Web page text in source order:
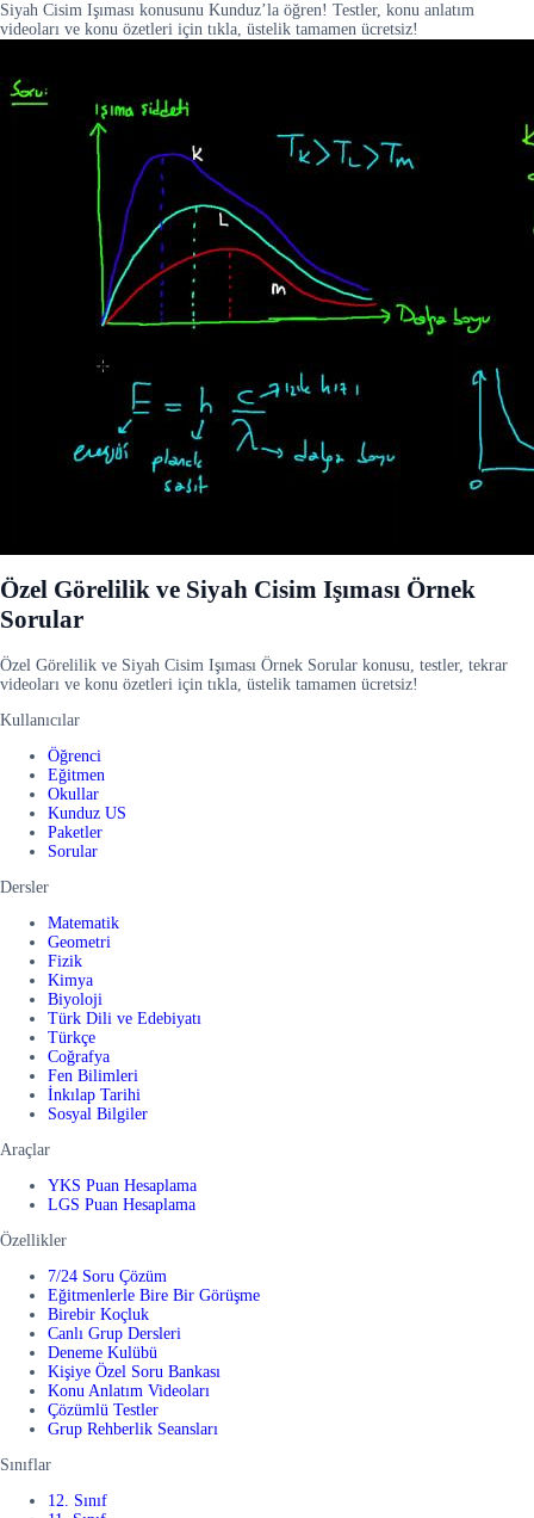
Siyah Cisim Işıması konusunu Kunduz’la öğren! Testler, konu anlatım
videoları ve konu özetleri için tıkla, üstelik tamamen ücretsiz!
Özel Görelilik ve Siyah Cisim Işıması Örnek
Sorular
Özel Görelilik ve Siyah Cisim Işıması Örnek Sorular konusu, testler, tekrar
videoları ve konu özetleri için tıkla, üstelik tamamen ücretsiz!
Kullanıcılar
Öğrenci
Eğitmen
Okullar
Kunduz US
Paketler
Sorular
Dersler
Matematik
Geometri
Fizik
Kimya
Biyoloji
Türk Dili ve Edebiyatı
Türkçe
Coğrafya
Fen Bilimleri
İnkılap Tarihi
Sosyal Bilgiler
Araçlar
YKS Puan Hesaplama
LGS Puan Hesaplama
Özellikler
7/24 Soru Çözüm
Eğitmenlerle Bire Bir Görüşme
Birebir Koçluk
Canlı Grup Dersleri
Deneme Kulübü
Kişiye Özel Soru Bankası
Konu Anlatım Videoları
Çözümlü Testler
Grup Rehberlik Seansları
Sınıflar
12. Sınıf